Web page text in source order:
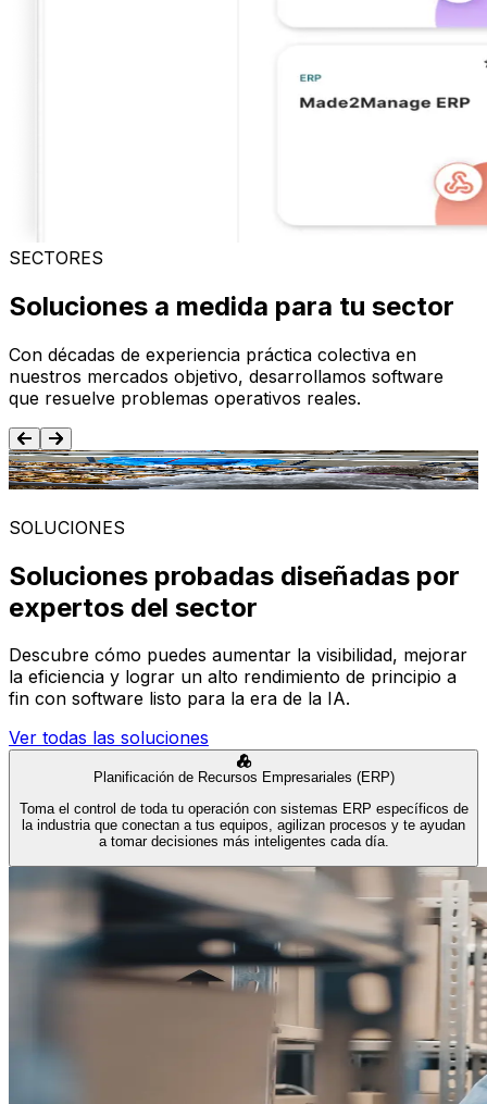
SECTORES
Soluciones a medida para tu sector
Con décadas de experiencia práctica colectiva en
nuestros mercados objetivo, desarrollamos software
que resuelve problemas operativos reales.
Alimentación y Bebida
SOLUCIONES
Soluciones probadas diseñadas por
expertos del sector
Descubre cómo puedes aumentar la visibilidad, mejorar
la eficiencia y lograr un alto rendimiento de principio a
fin con software listo para la era de la IA.
Ver todas las soluciones
Planificación de Recursos Empresariales (ERP)
Toma el control de toda tu operación con sistemas ERP específicos de
la industria que conectan a tus equipos, agilizan procesos y te ayudan
a tomar decisiones más inteligentes cada día.